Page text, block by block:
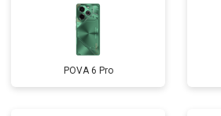
POVA 6 Pro